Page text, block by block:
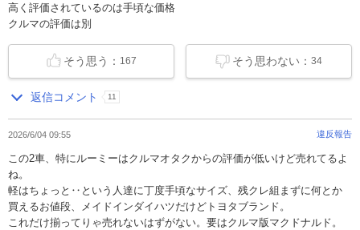
高く評価されているのは手頃な価格
クルマの評価は別
そう思わない： 34
そう思う： 167
返信コメント 11
2026/6/04 09:55 違反報告
この2車、特にルーミーはクルマオタクからの評価が低いけど売れてるよ
ね。
軽はちょっと‥という人達に丁度手頃なサイズ、残クレ組まずに何とか
買えるお値段、メイドインダイハツだけどトヨタブランド。
これだけ揃ってりゃ売れないはずがない。要はクルマ版マクドナルド。